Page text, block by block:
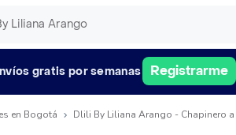
gratis por semanas Registrarme
en Bogotá Dlili By Liliana Arango - Chapinero